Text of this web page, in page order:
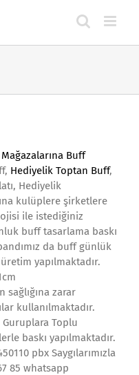
Buff
Hediyelik Toptan Buff,
Hediyelik
kulüplere şirketlere
ile istediğiniz
buff tasarlama baskı
da buff günlük
yapılmaktadır.
zarar
kullanılmaktadır.
Toplu
baskı yapılmaktadır.
pbx Saygılarımızla
85 whatsapp